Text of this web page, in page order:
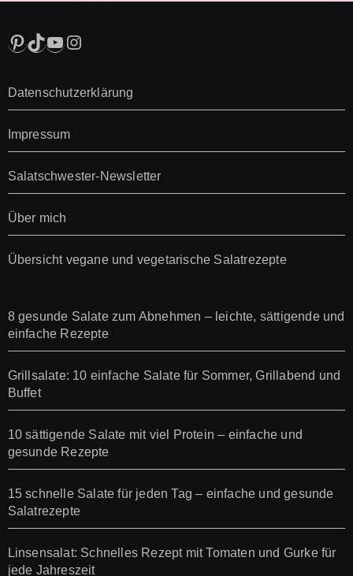
Pinterest
TikTok
YouTube
Instagram
Datenschutzerklärung
Impressum
Salatschwester-Newsletter
Über mich
Übersicht vegane und vegetarische Salatrezepte
8 gesunde Salate zum Abnehmen – leichte, sättigende und
einfache Rezepte
Grillsalate: 10 einfache Salate für Sommer, Grillabend und
Buffet
10 sättigende Salate mit viel Protein – einfache und
gesunde Rezepte
15 schnelle Salate für jeden Tag – einfache und gesunde
Salatrezepte
Linsensalat: Schnelles Rezept mit Tomaten und Gurke für
jede Jahreszeit